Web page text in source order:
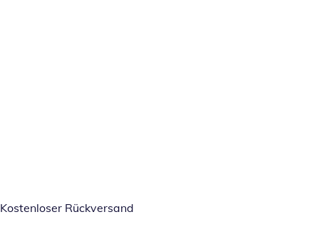
Kostenloser Rückversand